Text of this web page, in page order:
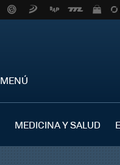
MENÚ
MEDICINA Y SALUD